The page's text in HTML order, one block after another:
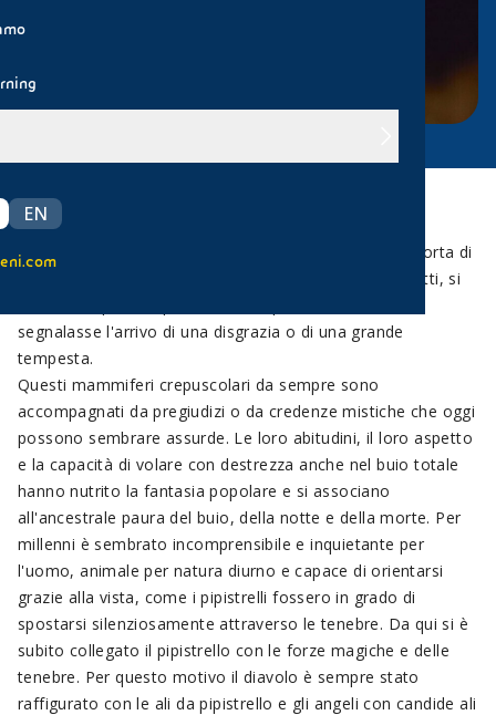
EN
eni.com
Leggenda o realtà?
Nell'antica Roma i pipistrelli venivano inchiodati alla porta di
casa per difendersi dalle streghe e dalle malattie. Infatti, si
segnalasse l'arrivo di una disgrazia o di una grande
tempesta.
Questi mammiferi crepuscolari da sempre sono
accompagnati da pregiudizi o da credenze mistiche che oggi
possono sembrare assurde. Le loro abitudini, il loro aspetto
e la capacità di volare con destrezza anche nel buio totale
hanno nutrito la fantasia popolare e si associano
all'ancestrale paura del buio, della notte e della morte. Per
millenni è sembrato incomprensibile e inquietante per
l'uomo, animale per natura diurno e capace di orientarsi
grazie alla vista, come i pipistrelli fossero in grado di
spostarsi silenziosamente attraverso le tenebre. Da qui si è
subito collegato il pipistrello con le forze magiche e delle
tenebre. Per questo motivo il diavolo è sempre stato
raffigurato con le ali da pipistrello e gli angeli con candide ali